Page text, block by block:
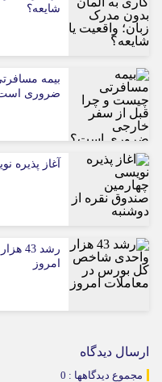
شایعه؟
بیمه
ضروری
آغاز پذیره
رشد
امروز
ارسال دیدگاه
مجموع دیدگاهها : 0